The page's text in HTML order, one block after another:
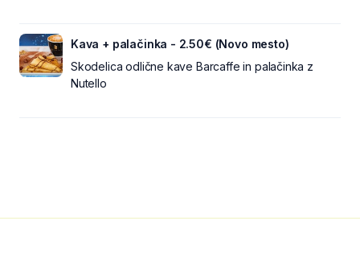
Kava + palačinka - 2.50€ (Novo mesto)
Skodelica odlične kave Barcaffe in palačinka z
Nutello